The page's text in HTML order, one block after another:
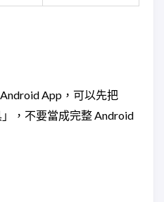
App，可以先把
，不要當成完整 Android